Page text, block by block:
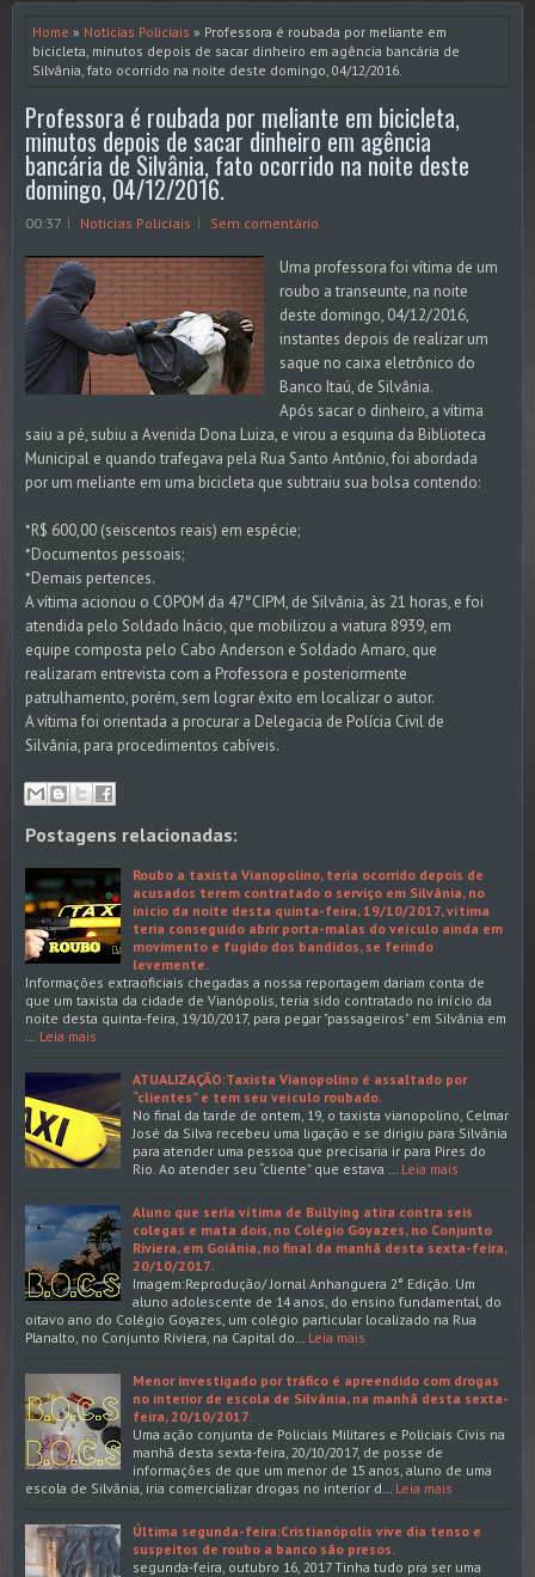
Home » Noticias Policiais » Professora é roubada por meliante em
bicicleta, minutos depois de sacar dinheiro em agência bancária de
Silvânia, fato ocorrido na noite deste domingo, 04/12/2016.
Professora é roubada por meliante em bicicleta,
minutos depois de sacar dinheiro em agência
bancária de Silvânia, fato ocorrido na noite deste
domingo, 04/12/2016.
00:37 Noticias Policiais Sem comentário
Uma professora foi vítima de um
roubo a transeunte, na noite
deste domingo, 04/12/2016,
instantes depois de realizar um
saque no caixa eletrônico do
Banco Itaú, de Silvânia.
Após sacar o dinheiro, a vítima
saiu a pé, subiu a Avenida Dona Luiza, e virou a esquina da Biblioteca
Municipal e quando trafegava pela Rua Santo Antônio, foi abordada
por um meliante em uma bicicleta que subtraiu sua bolsa contendo:
*R$ 600,00 (seiscentos reais) em espécie;
*Documentos pessoais;
*Demais pertences.
A vítima acionou o COPOM da 47°CIPM, de Silvânia, às 21 horas, e foi
atendida pelo Soldado Inácio, que mobilizou a viatura 8939, em
equipe composta pelo Cabo Anderson e Soldado Amaro, que
realizaram entrevista com a Professora e posteriormente
patrulhamento, porém, sem lograr êxito em localizar o autor.
A vítima foi orientada a procurar a Delegacia de Polícia Civil de
Silvânia, para procedimentos cabíveis.
Postagens relacionadas:
Roubo a taxista Vianopolino, teria ocorrido depois de
acusados terem contratado o serviço em Silvânia, no
início da noite desta quinta-feira, 19/10/2017, vítima
teria conseguido abrir porta-malas do veículo ainda em
movimento e fugido dos bandidos, se ferindo
levemente.
Informações extraoficiais chegadas a nossa reportagem dariam conta de
que um taxista da cidade de Vianópolis, teria sido contratado no início da
noite desta quinta-feira, 19/10/2017, para pegar "passageiros" em Silvânia em
Leia mais
ATUALIZAÇÃO:Taxista Vianopolino é assaltado por
“clientes” e tem seu veículo roubado.
No final da tarde de ontem, 19, o taxista vianopolino, Celmar
José da Silva recebeu uma ligação e se dirigiu para Silvânia
para atender uma pessoa que precisaria ir para Pires do
Rio. Ao atender seu “cliente” que estava …
Leia mais
Aluno que seria vítima de Bullying atira contra seis
colegas e mata dois, no Colégio Goyazes, no Conjunto
Riviera, em Goiânia, no final da manhã desta sexta-feira,
20/10/2017.
Imagem:Reprodução/ Jornal Anhanguera 2° Edição. Um
aluno adolescente de 14 anos, do ensino fundamental, do
oitavo ano do Colégio Goyazes, um colégio particular localizado na Rua
Planalto, no Conjunto Riviera, na Capital do…
Leia mais
Menor investigado por tráfico é apreendido com drogas
no interior de escola de Silvânia, na manhã desta sexta-
feira, 20/10/2017.
Uma ação conjunta de Policiais Militares e Policiais Civis na
manhã desta sexta-feira, 20/10/2017, de posse de
informações de que um menor de 15 anos, aluno de uma
escola de Silvânia, iria comercializar drogas no interior d…
Leia mais
Última segunda-feira:Cristianópolis vive dia tenso e
suspeitos de roubo a banco são presos.
segunda-feira, outubro 16, 2017 Tinha tudo pra ser uma